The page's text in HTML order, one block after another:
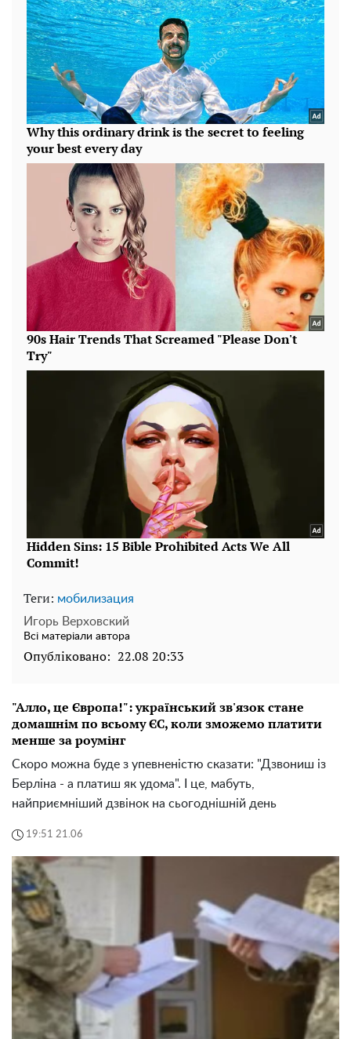
Теги: мобилизация
Игорь Верховский
Всі матеріали автора
Опубліковано: 22.08 20:33
"Алло, це Європа!": український зв'язок стане
домашнім по всьому ЄС, коли зможемо платити
менше за роумінг
Скоро можна буде з упевненістю сказати: "Дзвониш із
Берліна - а платиш як удома". І це, мабуть,
найприємніший дзвінок на сьогоднішній день
19:51 21.06